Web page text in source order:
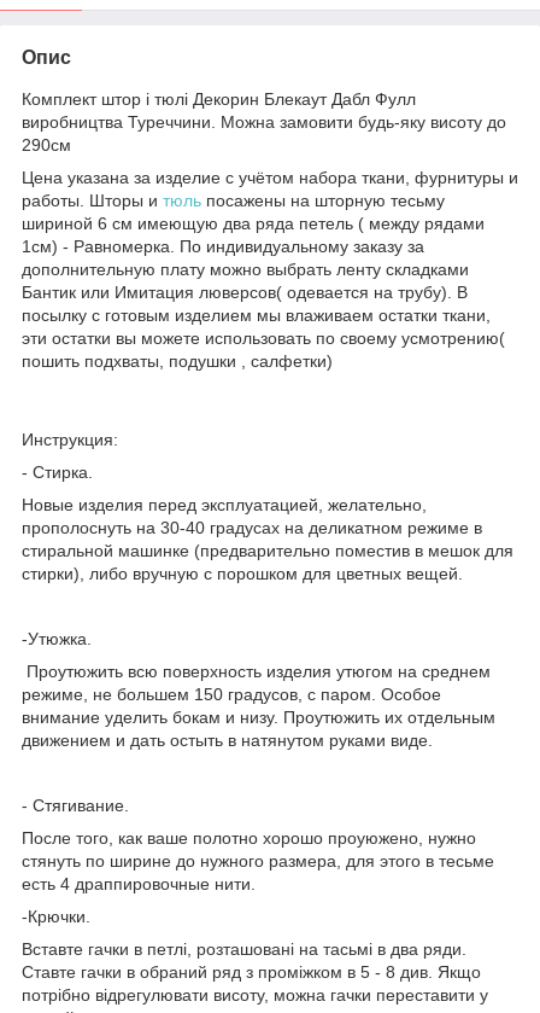
Опис
Комплект штор і тюлі Декорин Блекаут Дабл Фулл
виробництва Туреччини. Можна замовити будь-яку висоту до
290см
Цена указана за изделие с учётом набора ткани, фурнитуры и
работы. Шторы и тюль посажены на шторную тесьму
шириной 6 см имеющую два ряда петель ( между рядами
1см) - Равномерка. По индивидуальному заказу за
дополнительную плату можно выбрать ленту складками
Бантик или Имитация люверсов( одевается на трубу). В
посылку с готовым изделием мы влаживаем остатки ткани,
эти остатки вы можете использовать по своему усмотрению(
пошить подхваты, подушки , салфетки)
Инструкция:
- Стирка.
Новые изделия перед эксплуатацией, желательно,
прополоснуть на 30-40 градусах на деликатном режиме в
стиральной машинке (предварительно поместив в мешок для
стирки), либо вручную с порошком для цветных вещей.
-Утюжка.
Проутюжить всю поверхность изделия утюгом на среднем
режиме, не большем 150 градусов, с паром. Особое
внимание уделить бокам и низу. Проутюжить их отдельным
движением и дать остыть в натянутом руками виде.
- Стягивание.
После того, как ваше полотно хорошо проуюжено, нужно
стянуть по ширине до нужного размера, для этого в тесьме
есть 4 драппировочные нити.
-Крючки.
Вставте гачки в петлі, розташовані на тасьмі в два ряди.
Ставте гачки в обраний ряд з проміжком в 5 - 8 див. Якщо
потрібно відрегулювати висоту, можна гачки переставити у